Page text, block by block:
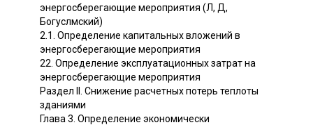
энергосберегающие мероприятия (Л, Д,
Богуслмский)
2.1. Определение капитальных вложений в
энергосберегающие мероприятия
22. Определение эксплуатационных затрат на
энергосберегающие мероприятия
Раздел II. Снижение расчетных потерь теплоты
зданиями
Глава 3. Определение экономически